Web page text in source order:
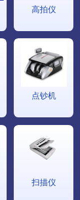
高拍仪
点钞机
扫描仪